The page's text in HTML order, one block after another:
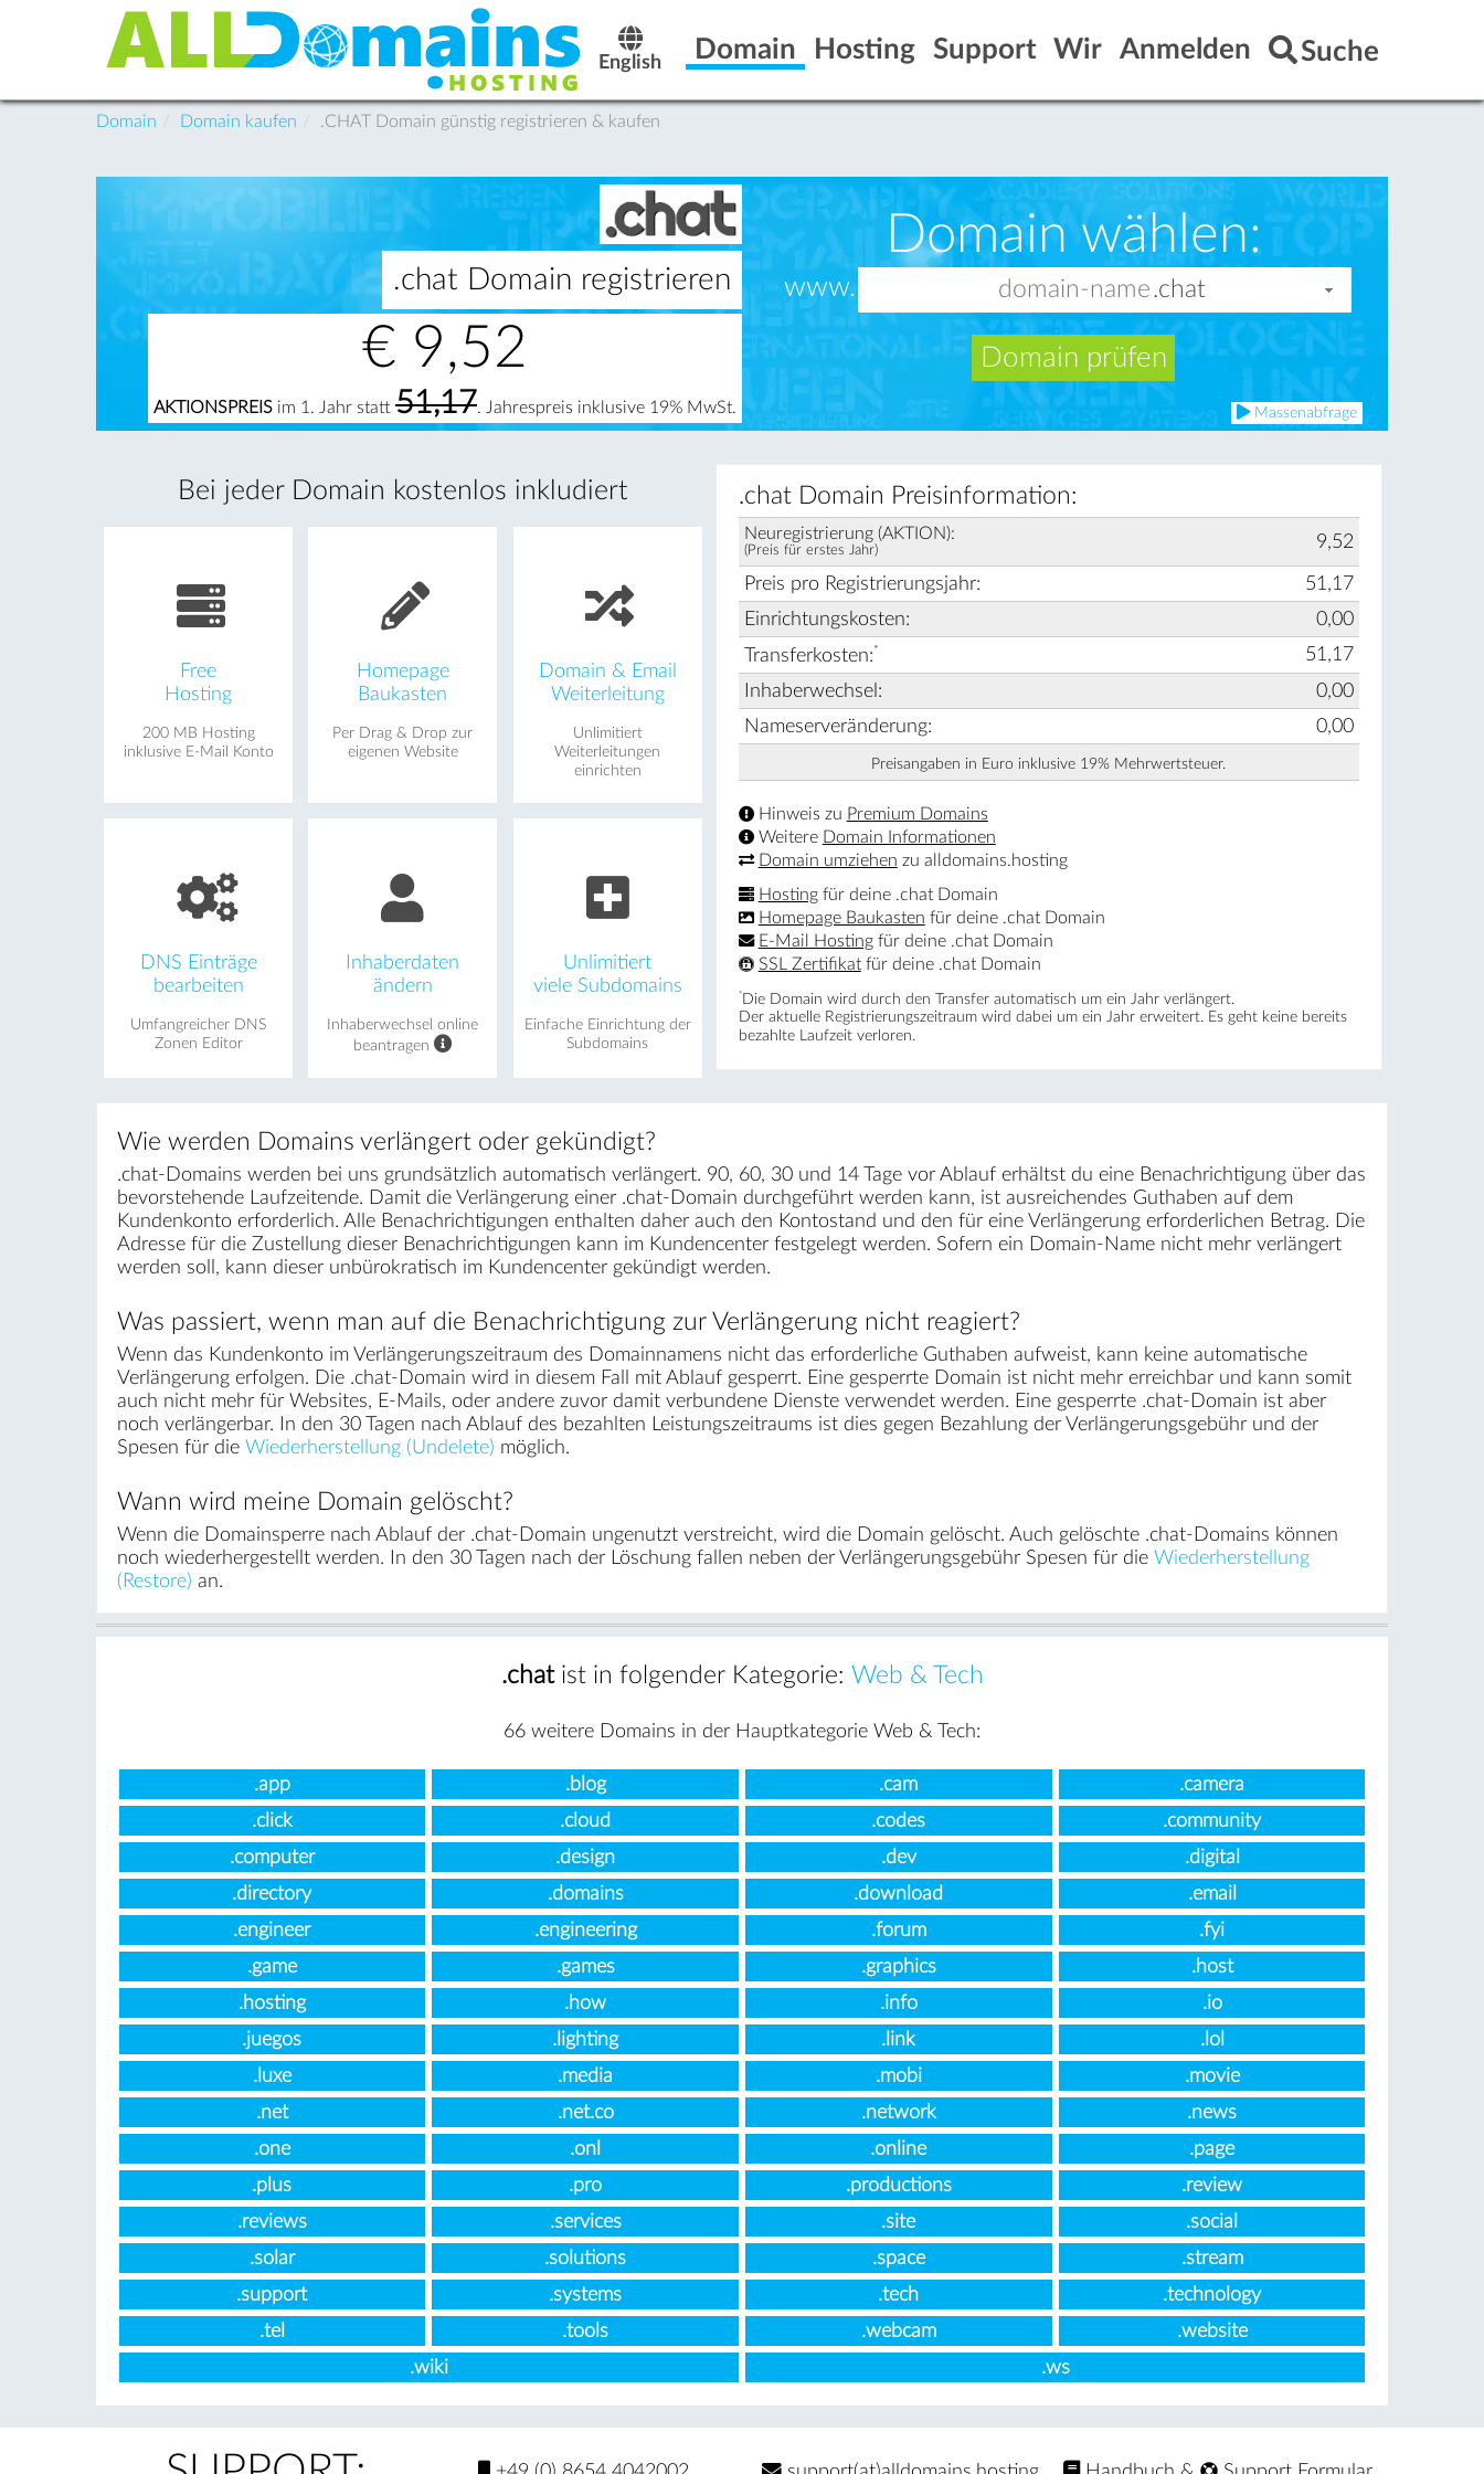
English Domain Hosting Support Wir Anmelden Suche
Domain Domain kaufen .CHAT Domain günstig registrieren & kaufen
.chat Domain registrieren
€ 9,52
AKTIONSPREIS im 1. Jahr statt 51,17. Jahrespreis inklusive 19% MwSt.
Domain wählen:
www.
Domain prüfen
Massenabfrage
Bei jeder Domain kostenlos inkludiert
Free
Hosting
200 MB Hosting
inklusive E-Mail Konto
Homepage
Baukasten
Per Drag & Drop zur
eigenen Website
Domain & Email
Weiterleitung
Unlimitiert
Weiterleitungen
einrichten
DNS Einträge
bearbeiten
Umfangreicher DNS
Zonen Editor
Inhaberdaten
ändern
Inhaberwechsel online
beantragen
Unlimitiert
viele Subdomains
Einfache Einrichtung der
Subdomains
.chat Domain Preisinformation:
Neuregistrierung (AKTION):
(Preis für erstes Jahr) 9,52
Preis pro Registrierungsjahr:
51,17
Einrichtungskosten:
0,00
Transferkosten:*
51,17
Inhaberwechsel:
0,00
Nameserveränderung:
0,00
Preisangaben in Euro inklusive 19% Mehrwertsteuer.
Hinweis zu Premium Domains
Weitere Domain Informationen
Domain umziehen zu alldomains.hosting
Hostingfür deine .chat Domain
Homepage Baukasten für deine .chat Domain
E-Mail Hostingfür deine .chat Domain
SSL Zertifikatfür deine .chat Domain
* Die Domain wird durch den Transfer automatisch um ein Jahr verlängert.
Der aktuelle Registrierungs­zeitraum wird dabei um ein Jahr erweitert. Es geht keine bereits
bezahlte Laufzeit verloren.
Wie werden Domains verlängert oder gekündigt?
.chat-Domains werden bei uns grundsätzlich automatisch verlängert. 90, 60, 30 und 14 Tage vor Ablauf erhältst du eine Benachrichtigung über das
bevorstehende Laufzeitende. Damit die Verlängerung einer .chat-Domain durchgeführt werden kann, ist ausreichendes Guthaben auf dem
Kundenkonto erforderlich. Alle Benachrichtigungen enthalten daher auch den Kontostand und den für eine Verlängerung erforderlichen Betrag. Die
Adresse für die Zustellung dieser Benachrichtigungen kann im Kundencenter festgelegt werden. Sofern ein Domain-Name nicht mehr verlängert
werden soll, kann dieser unbürokratisch im Kundencenter gekündigt werden.
Was passiert, wenn man auf die Benachrichtigung zur Verlängerung nicht reagiert?
Wenn das Kundenkonto im Verlängerungszeitraum des Domainnamens nicht das erforderliche Guthaben aufweist, kann keine automatische
Verlängerung erfolgen. Die .chat-Domain wird in diesem Fall mit Ablauf gesperrt. Eine gesperrte Domain ist nicht mehr erreichbar und kann somit
auch nicht mehr für Websites, E-Mails, oder andere zuvor damit verbundene Dienste verwendet werden. Eine gesperrte .chat-Domain ist aber
noch verlängerbar. In den 30 Tagen nach Ablauf des bezahlten Leistungszeitraums ist dies gegen Bezahlung der Verlängerungsgebühr und der
Spesen für die Wiederherstellung (Undelete) möglich.
Wann wird meine Domain gelöscht?
Wenn die Domainsperre nach Ablauf der .chat-Domain ungenutzt verstreicht, wird die Domain gelöscht. Auch gelöschte .chat-Domains können
noch wiederhergestellt werden. In den 30 Tagen nach der Löschung fallen neben der Verlängerungsgebühr Spesen für die Wiederherstellung
(Restore) an.
.chatist in folgender Kategorie: Web & Tech
66 weitere Domains in der Hauptkategorie Web & Tech:
.app .blog .cam
.camera
.click
.cloud .codes
.community
.computer
.design .dev
.digital
.directory
.domains .download
.email
.engineer
.engineering .forum
.fyi
.game
.games .graphics
.host
.hosting
.how .info
.io
.juegos
.lighting .link
.lol
.luxe
.media .mobi
.movie
.net
.net.co .network
.news
.one
.onl .online
.page
.plus
.pro .productions
.review
.reviews
.services .site
.social
.solar
.solutions .space
.stream
.support
.systems .tech
.technology
.tel
.tools .webcam
.website
.wiki
.ws